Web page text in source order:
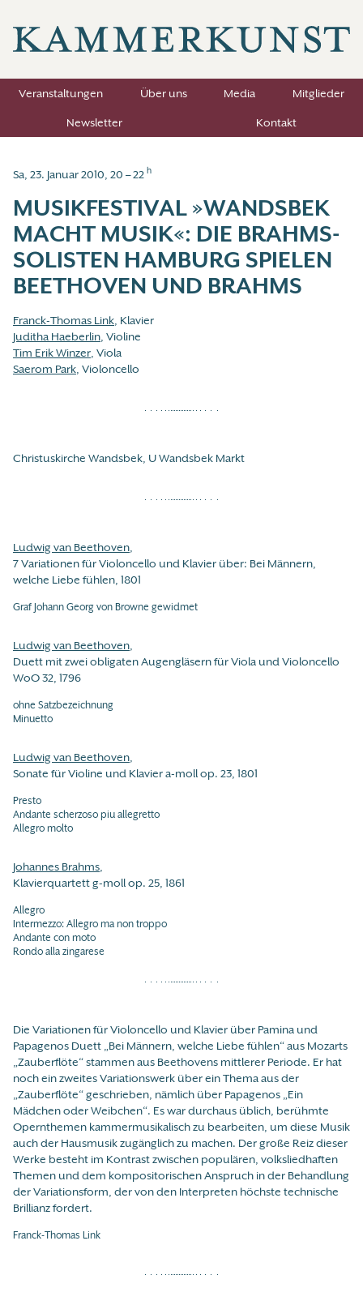
Veranstaltungen Über uns Media
Mitglieder
Newsletter
Kontakt
Sa, 23. Januar 2010, 20 – 22 h
MUSIKFESTIVAL »WANDSBEK
MACHT MUSIK«: DIE BRAHMS-
SOLISTEN HAMBURG SPIELEN
BEETHOVEN UND BRAHMS
Franck-Thomas Link, Klavier
Juditha Haeberlin, Violine
Tim Erik Winzer, Viola
Saerom Park, Violoncello
Christuskirche Wandsbek, U Wandsbek Markt
Ludwig van Beethoven,
7 Variationen für Violoncello und Klavier über: Bei Männern,
welche Liebe fühlen, 1801
Graf Johann Georg von Browne gewidmet
Ludwig van Beethoven,
Duett mit zwei obligaten Augengläsern für Viola und Violoncello
WoO 32, 1796
ohne Satzbezeichnung
Minuetto
Ludwig van Beethoven,
Sonate für Violine und Klavier a-moll op. 23, 1801
Presto
Andante scherzoso piu allegretto
Allegro molto
Johannes Brahms,
Klavierquartett g-moll op. 25, 1861
Allegro
Intermezzo: Allegro ma non troppo
Andante con moto
Rondo alla zingarese
Die Variationen für Violoncello und Klavier über Pamina und
Papagenos Duett „Bei Männern, welche Liebe fühlen“ aus Mozarts
„Zauberflöte“ stammen aus Beethovens mittlerer Periode. Er hat
noch ein zweites Variationswerk über ein Thema aus der
„Zauberflöte“ geschrieben, nämlich über Papagenos „Ein
Mädchen oder Weibchen“. Es war durchaus üblich, berühmte
Opernthemen kammermusikalisch zu bearbeiten, um diese Musik
auch der Hausmusik zugänglich zu machen. Der große Reiz dieser
Werke besteht im Kontrast zwischen populären, volksliedhaften
Themen und dem kompositorischen Anspruch in der Behandlung
der Variationsform, der von den Interpreten höchste technische
Brillianz fordert.
Franck-Thomas Link